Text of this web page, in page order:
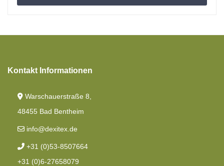
Moltons
Kontakt Informationen
Warschauerstraße 8,
48455 Bad Bentheim
info@dexitex.de
+31 (0)53-8507664
+31 (0)6-27658079